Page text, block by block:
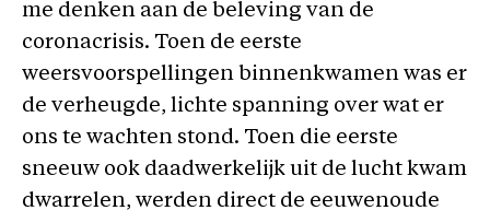
me denken aan de beleving van de
coronacrisis. Toen de eerste
weersvoorspellingen binnenkwamen was er
de verheugde, lichte spanning over wat er
ons te wachten stond. Toen die eerste
sneeuw ook daadwerkelijk uit de lucht kwam
dwarrelen, werden direct de eeuwenoude